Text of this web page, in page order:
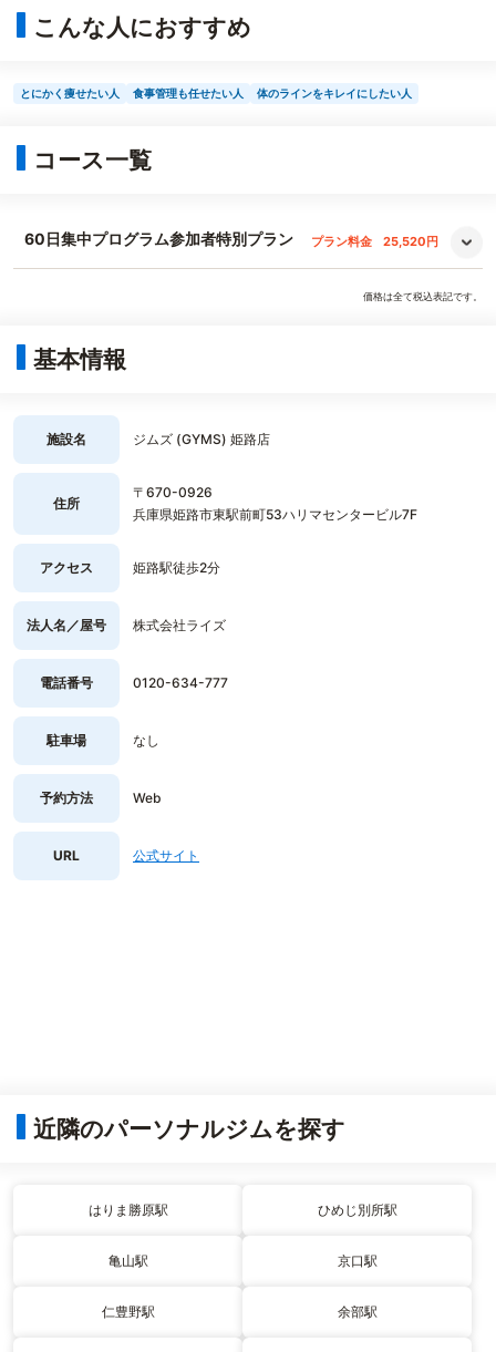
こんな人におすすめ
とにかく痩せたい人 食事管理も任せたい人 体のラインをキレイにしたい人
コース一覧
60日集中プログラム参加者特別プラン プラン料金 25,520円
価格は全て税込表記です。
基本情報
施設名 ジムズ (GYMS) 姫路店
住所
〒670-0926
兵庫県姫路市東駅前町53ハリマセンタービル7F
アクセス 姫路駅徒歩2分
法人名／屋号 株式会社ライズ
電話番号 0120-634-777
駐車場 なし
予約方法 Web
URL 公式サイト
近隣のパーソナルジムを探す
はりま勝原駅 ひめじ別所駅
亀山駅 京口駅
仁豊野駅 余部駅